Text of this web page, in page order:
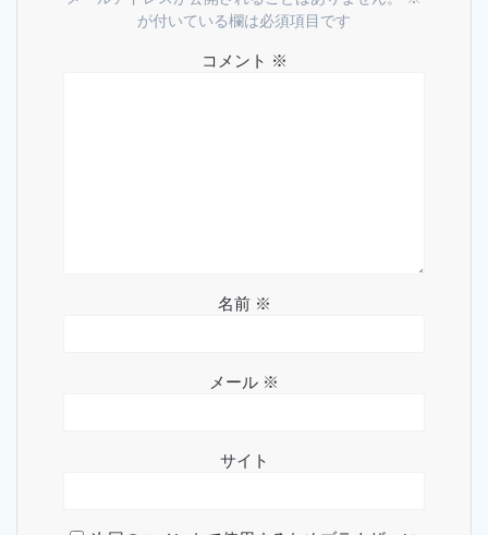
が付いている欄は必須項目です
コメント ※
名前 ※
メール ※
サイト